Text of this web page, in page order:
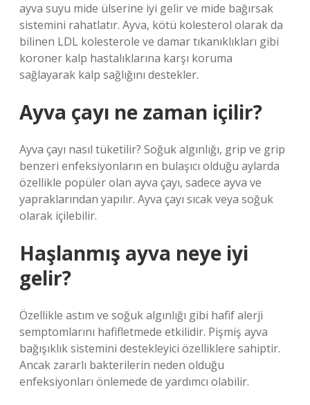
ayva suyu mide ülserine iyi gelir ve mide bağırsak
sistemini rahatlatır. Ayva, kötü kolesterol olarak da
bilinen LDL kolesterole ve damar tıkanıklıkları gibi
koroner kalp hastalıklarına karşı koruma
sağlayarak kalp sağlığını destekler.
Ayva çayı ne zaman içilir?
Ayva çayı nasıl tüketilir? Soğuk algınlığı, grip ve grip
benzeri enfeksiyonların en bulaşıcı olduğu aylarda
özellikle popüler olan ayva çayı, sadece ayva ve
yapraklarından yapılır. Ayva çayı sıcak veya soğuk
olarak içilebilir.
Haşlanmış ayva neye iyi
gelir?
Özellikle astım ve soğuk algınlığı gibi hafif alerji
semptomlarını hafifletmede etkilidir. Pişmiş ayva
bağışıklık sistemini destekleyici özelliklere sahiptir.
Ancak zararlı bakterilerin neden olduğu
enfeksiyonları önlemede de yardımcı olabilir.